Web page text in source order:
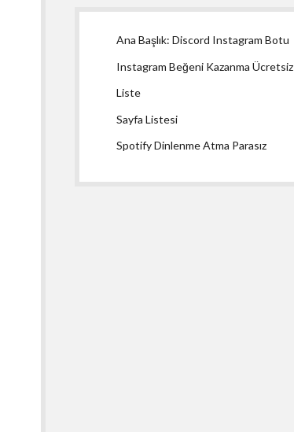
Ana Başlık: Discord Instagram Botu
Instagram Beğeni Kazanma Ücretsiz
Liste
Sayfa Listesi
Spotify Dinlenme Atma Parasız